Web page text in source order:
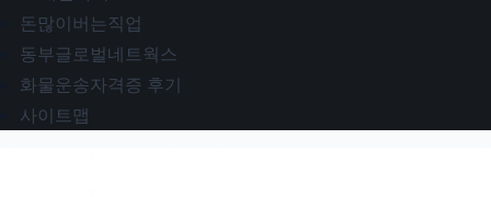
돈많이버는직업
동부글로벌네트웍스
화물운송자격증 후기
사이트맵